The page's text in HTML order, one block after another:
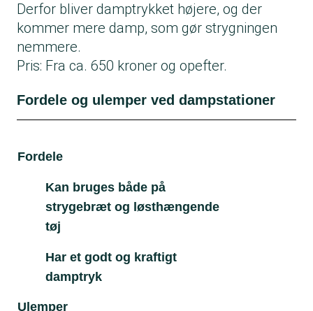
Derfor bliver damptrykket højere, og der
kommer mere damp, som gør strygningen
nemmere.
Pris: Fra ca. 650 kroner og opefter.
Fordele og ulemper ved dampstationer
Fordele
Kan bruges både på
strygebræt og løsthængende
tøj
Har et godt og kraftigt
damptryk
Ulemper